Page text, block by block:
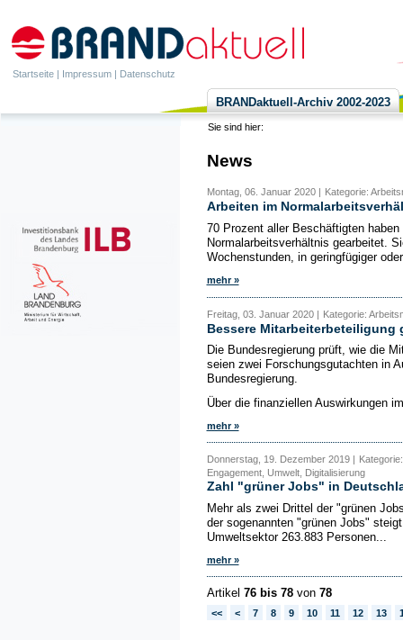
Startseite | Impressum | Datenschutz
BRANDaktuell-Archiv 2002-2023
Sie sind hier:
News
Montag, 06. Januar 2020 | Kategorie:
Arbeiten im
70 Prozent aller Beschäftigten
Normalarbeitsverhältnis gearbeitet.
Wochenstunden, in geringfügiger
mehr »
Freitag, 03. Januar 2020 | Kategorie:
Bessere Mitarbeiterbeteiligung
Die Bundesregierung prüft, wie die
seien zwei Forschungsgutachten in
Bundesregierung.
Über die finanziellen Auswirkungen
mehr »
Donnerstag, 19. Dezember 2019 |
Engagement, Umwelt, Digitalisierung
Zahl "grüner Jobs" in
Mehr als zwei Drittel der "grünen
der sogenannten "grünen Jobs"
Umweltsektor 263.883 Personen...
mehr »
Artikel 76 bis 78von 78
<< < 7 8 9 10 11 12 13